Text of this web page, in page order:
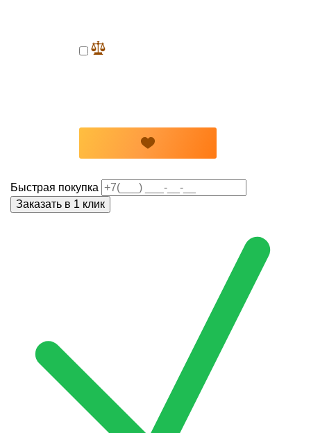
Быстрая покупка